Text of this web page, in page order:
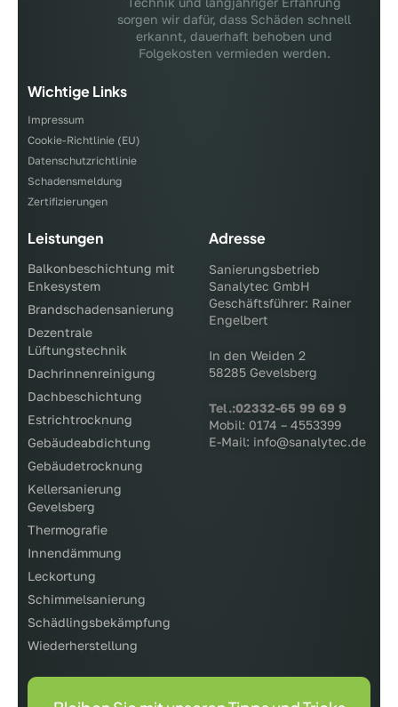
sorgen wir dafür, dass Schäden schnell
erkannt, dauerhaft behoben und
Folgekosten vermieden werden.
Wichtige Links
Impressum
Cookie-Richtlinie (EU)
Datenschutzrichtlinie
Schadensmeldung
Zertifizierungen
Leistungen
Balkonbeschichtung mit
Enkesystem
Brandschadensanierung
Dezentrale
Lüftungstechnik
Dachrinnenreinigung
Dachbeschichtung
Estrichtrocknung
Gebäudeabdichtung
Gebäudetrocknung
Kellersanierung
Gevelsberg
Thermografie
Innendämmung
Leckortung
Schimmelsanierung
Schädlingsbekämpfung
Wiederherstellung
Adresse
Sanierungsbetrieb
Sanalytec GmbH
Geschäftsführer: Rainer
Engelbert
In den Weiden 2
58285 Gevelsberg
Tel.:02332-65 99 69 9
Mobil: 0174 – 4553399
E-Mail: info@sanalytec.de